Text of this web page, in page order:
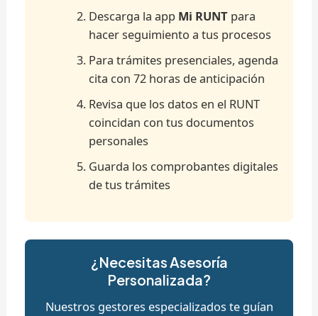
Descarga la app Mi RUNTpara
hacer seguimiento a tus procesos
Para trámites presenciales, agenda
cita con 72 horas de anticipación
Revisa que los datos en el RUNT
coincidan con tus documentos
personales
Guarda los comprobantes digitales
de tus trámites
¿Necesitas Asesoría
Personalizada?
Nuestros gestores especializados te guían